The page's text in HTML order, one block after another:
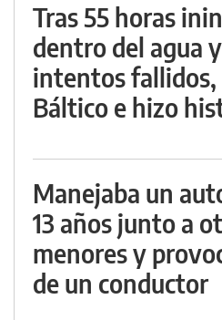
Tras 55 horas
dentro del agua
intentos fallidos,
Báltico e hizo
Manejaba un
13 años junto a
menores y
de un conductor